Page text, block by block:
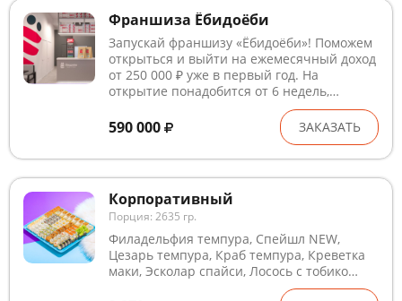
переработки. В рыбном и курином филе
могут быть кости. Внешний вид может
незначительно отличаться от
изображения.
Франшиза Ёбидоёби
Запускай франшизу «Ёбидоёби»! Поможем
открыться и выйти на ежемесячный доход
от 250 000 ₽ уже в первый год. На
открытие понадобится от 6 недель,
окупаемость от 11 месяцев. Читай
подробности на франшизаёбидоёби. рф
или добавляй франшизу в корзину
590 000 ЗАКАЗАТЬ
Корпоративный
Порция: 2635 гр.
Филадельфия темпура, Спейшл NEW,
Цезарь темпура, Краб темпура, Креветка
маки, Эсколар спайси, Лосось с тобико
оранж, Цезарь, Том ям, Филадельфия эби